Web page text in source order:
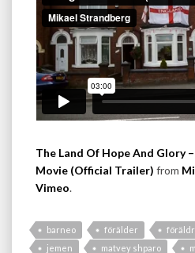
The Land Of Hope And Glory
Movie (Official Trailer) from
Vimeo.
barneo förälder
jemen
matvey shparo